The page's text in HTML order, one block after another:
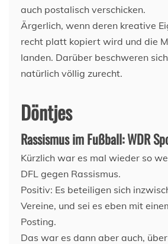
auch postalisch verschicken.
Ärgerlich, wenn deren kreative
recht platt kopiert wird und die
landen. Darüber beschweren sich
natürlich völlig zurecht.
Döntjes
Rassismus im Fußball: WDR
Kürzlich war es mal wieder so
DFL gegen Rassismus.
Positiv: Es beteiligen sich
Vereine, und sei es eben mit
Posting.
Das war es dann aber auch,